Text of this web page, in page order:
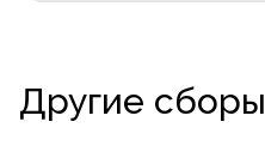
Другие сборы